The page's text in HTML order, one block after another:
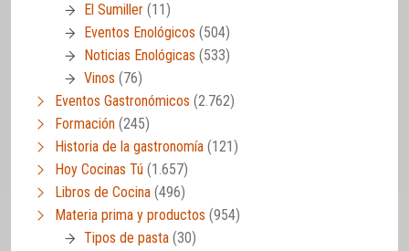
El Sumiller (11)
Eventos Enológicos (504)
Noticias Enológicas (533)
Vinos (76)
Eventos Gastronómicos (2.762)
Formación (245)
Historia de la gastronomía (121)
Hoy Cocinas Tú (1.657)
Libros de Cocina (496)
Materia prima y productos (954)
Tipos de pasta (30)